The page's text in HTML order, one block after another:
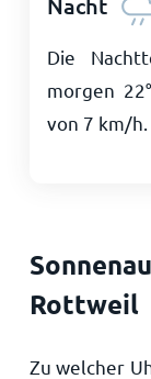
Die
morgen 22°
von 7 km/h
Rottweil
Zu welcher